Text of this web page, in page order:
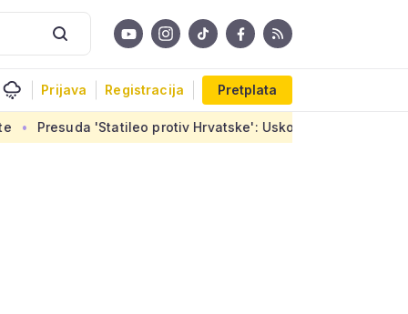
Prijava Registracija Pretplata
protiv Hrvatske': Uskoro završetak stanova u